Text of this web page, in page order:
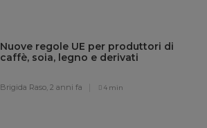
Nuove regole UE per produttori di
caffè, soia, legno e derivati
Brigida Raso,2 anni fa 4 min